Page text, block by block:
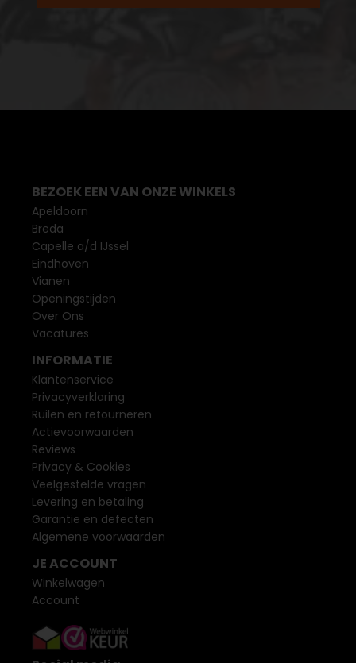
BEZOEK EEN VAN ONZE WINKELS
Apeldoorn
Breda
Capelle a/d IJssel
Eindhoven
Vianen
Openingstijden
Over Ons
Vacatures
INFORMATIE
Klantenservice
Privacyverklaring
Ruilen en retourneren
Actievoorwaarden
Reviews
Privacy & Cookies
Veelgestelde vragen
Levering en betaling
Garantie en defecten
Algemene voorwaarden
JE ACCOUNT
Winkelwagen
Account